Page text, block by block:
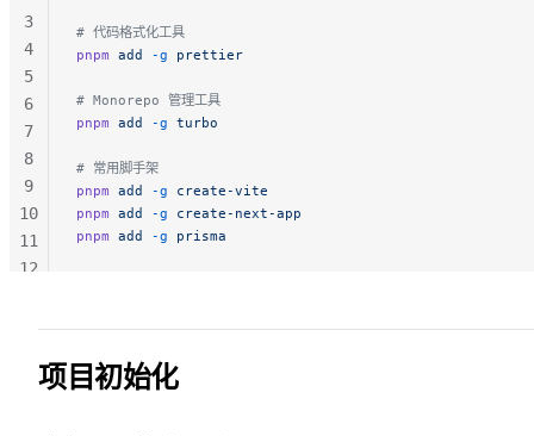
# 代码格式化工具
pnpm add -g prettier
# Monorepo 管理工具
pnpm add -g turbo
# 常用脚手架
pnpm add -g create-vite
pnpm add -g create-next-app
pnpm add -g prisma
3
4
5
6
7
8
9
10
11
12
项目初始化